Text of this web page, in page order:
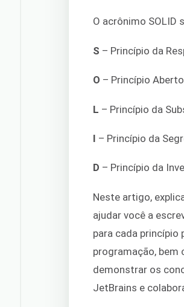
O acrônimo SOLID
S – Princípio da
O – Princípio
L – Princípio da
I – Princípio da
D – Princípio da
Neste artigo,
ajudar você a
para cada princípio
programação, bem
demonstrar os
JetBrains e